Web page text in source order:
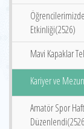
Etkinliği(2526)
Mavi Kapaklar
Kariyer ve
Amatör Spor